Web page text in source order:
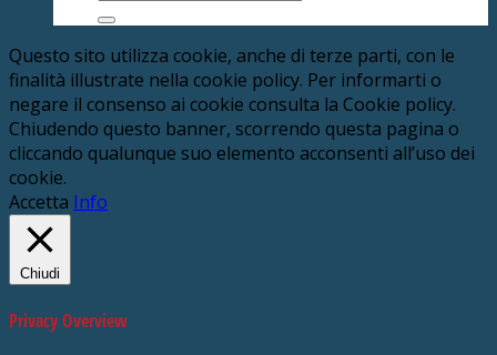
Questo sito utilizza cookie, anche di terze parti, con le
finalità illustrate nella cookie policy. Per informarti o
negare il consenso ai cookie consulta la Cookie policy.
Chiudendo questo banner, scorrendo questa pagina o
cliccando qualunque suo elemento acconsenti all’uso dei
cookie.
Accetta Info
Chiudi
Privacy Overview